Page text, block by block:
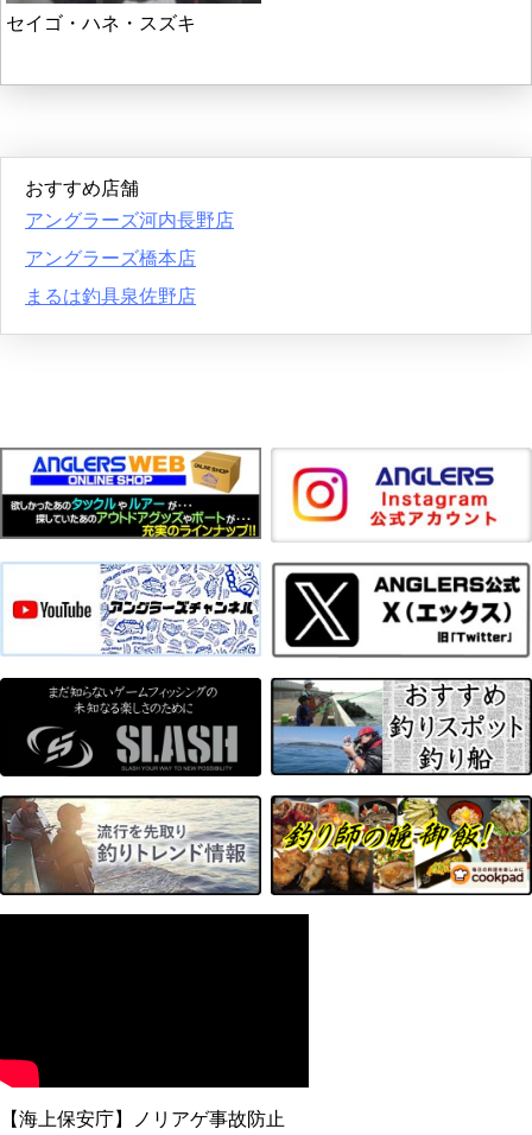
セイゴ・ハネ・スズキ
おすすめ店舗
アングラーズ河内長野店
アングラーズ橋本店
まるは釣具泉佐野店
【海上保安庁】ノリアゲ事故防止